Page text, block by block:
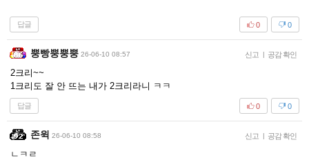
답글 0
0
뿡빵뿡뿡뿡 26-06-10 08:57 신고 | 공감 확인
2크리~~
1크리도 잘 안 뜨는 내가 2크리라니 ㅋㅋ
답글 0
0
존윅 26-06-10 08:58 신고 | 공감 확인
ㄴㅋㄹ